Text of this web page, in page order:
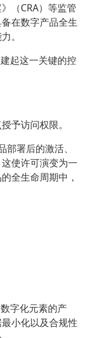
（CRA）等监管
在数字产品全生
。
起这一关键的控
予访问权限。
署后的激活、
使许可演变为一
全生命周期中，
字化元素的产
小化以及合规性